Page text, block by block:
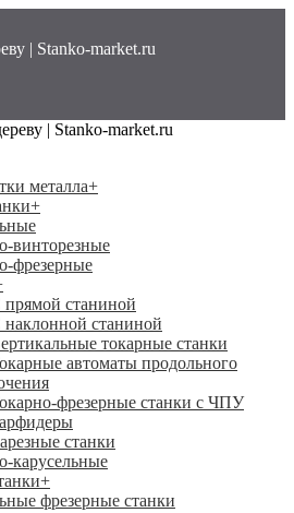
| Stanko-market.ru
металла+
+
винторезные
фрезерные
станиной
наклонной станиной
токарные станки
автоматы продольного
фрезерные станки с ЧПУ
станки
карусельные
+
фрезерные станки